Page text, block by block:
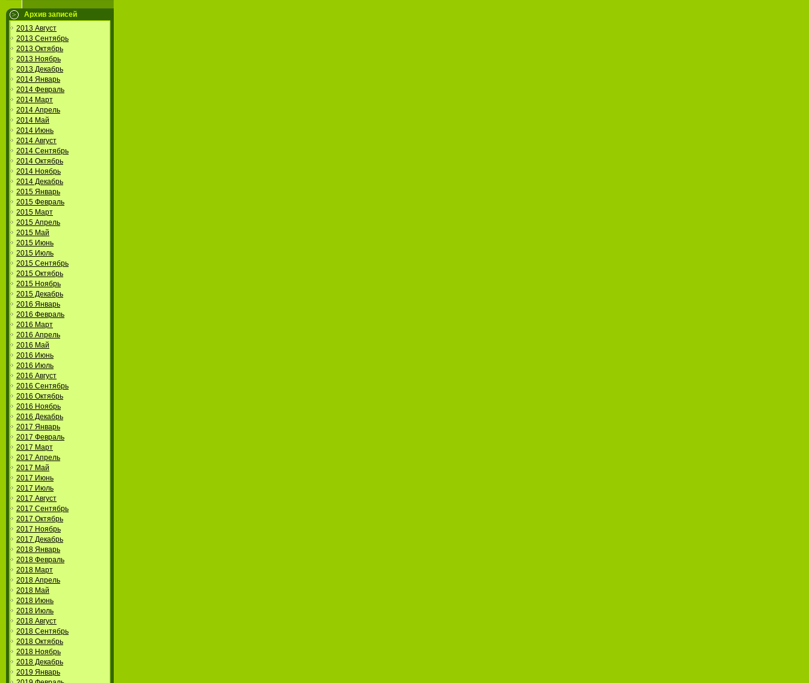
Архив записей
2013 Август
2013 Сентябрь
2013 Октябрь
2013 Ноябрь
2013 Декабрь
2014 Январь
2014 Февраль
2014 Март
2014 Апрель
2014 Май
2014 Июнь
2014 Август
2014 Сентябрь
2014 Октябрь
2014 Ноябрь
2014 Декабрь
2015 Январь
2015 Февраль
2015 Март
2015 Апрель
2015 Май
2015 Июнь
2015 Июль
2015 Сентябрь
2015 Октябрь
2015 Ноябрь
2015 Декабрь
2016 Январь
2016 Февраль
2016 Март
2016 Апрель
2016 Май
2016 Июнь
2016 Июль
2016 Август
2016 Сентябрь
2016 Октябрь
2016 Ноябрь
2016 Декабрь
2017 Январь
2017 Февраль
2017 Март
2017 Апрель
2017 Май
2017 Июнь
2017 Июль
2017 Август
2017 Сентябрь
2017 Октябрь
2017 Ноябрь
2017 Декабрь
2018 Январь
2018 Февраль
2018 Март
2018 Апрель
2018 Май
2018 Июнь
2018 Июль
2018 Август
2018 Сентябрь
2018 Октябрь
2018 Ноябрь
2018 Декабрь
2019 Январь